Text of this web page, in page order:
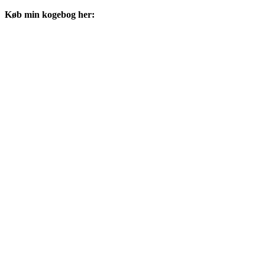
Køb min kogebog her: